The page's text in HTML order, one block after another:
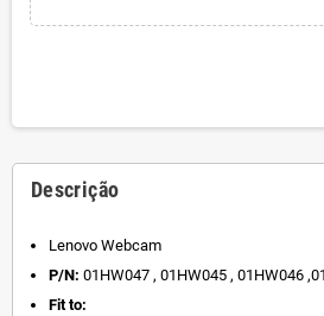
Descrição
Lenovo Webcam
P/N: 01HW047 , 01HW045 , 01HW046
Fit to: